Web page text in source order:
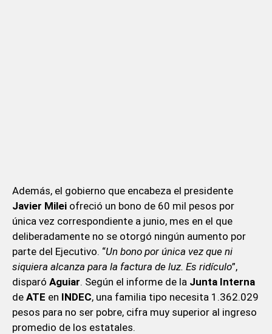
Además, el gobierno que encabeza el presidente
Javier Mileiofreció un bono de 60 mil pesos por
única vez correspondiente a junio, mes en el que
deliberadamente no se otorgó ningún aumento por
parte del Ejecutivo. “Un bono por única vez que ni
siquiera alcanza para la factura de luz. Es ridículo”,
disparó Aguiar. Según el informe de la Junta Interna
de ATE en INDEC, una familia tipo necesita 1.362.029
pesos para no ser pobre, cifra muy superior al ingreso
promedio de los estatales.